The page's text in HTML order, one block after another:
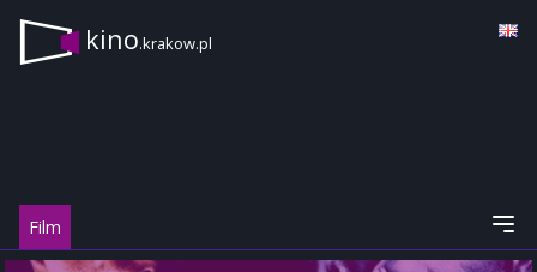
kino.krakow.pl
Film